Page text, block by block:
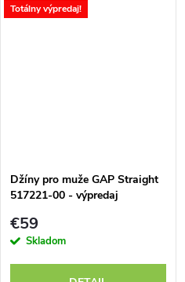
Totálny výpredaj!
Džíny pro muže GAP Straight
517221-00 - výpredaj
€59
Skladom